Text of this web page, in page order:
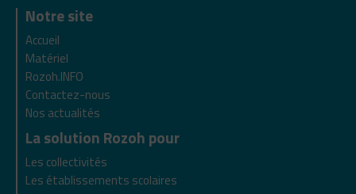
Notre site
Accueil
Matériel
Rozoh.INFO
Contactez-nous
Nos actualités
La solution Rozoh pour
Les collectivités
Les établissements scolaires